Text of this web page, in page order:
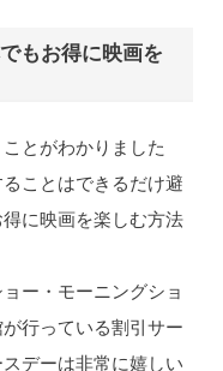
もお得に映画を
とがわかりました
ことはできるだけ避
に映画を楽しむ方法
ー・モーニングショ
行っている割引サー
デーは非常に嬉しい